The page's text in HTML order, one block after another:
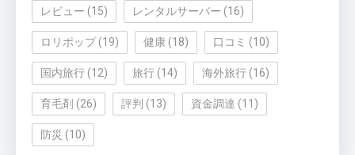
レビュー (15) レンタルサーバー (16)
ロリポップ(19) 健康 (18) 口コミ (10)
国内旅行 (12) 旅行 (14) 海外旅行 (16)
育毛剤 (26) 評判 (13) 資金調達 (11)
防災 (10)